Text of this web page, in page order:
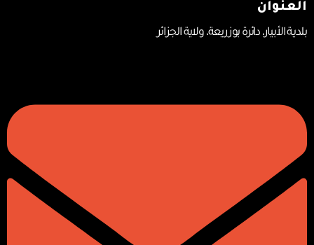
العنوان
بلديـة الأبيار، دائرة بوزريعة، ولاية الجزائر